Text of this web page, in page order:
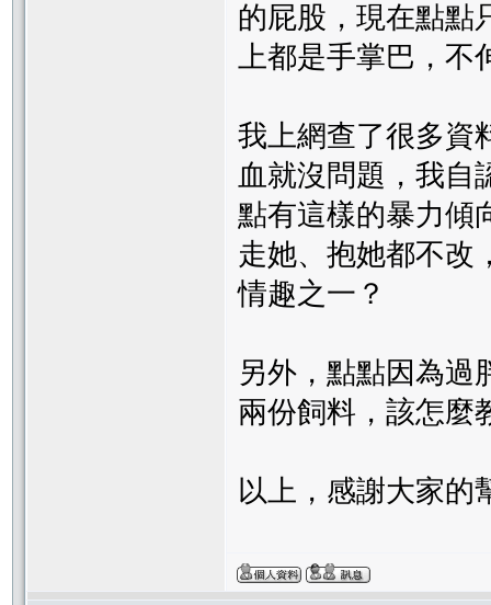
的屁股，現在點點
上都是手掌巴，不
我上網查了很多資
血就沒問題，我自
點有這樣的暴力傾
走她、抱她都不改
情趣之一？
另外，點點因為過
兩份飼料，該怎麼
以上，感謝大家的